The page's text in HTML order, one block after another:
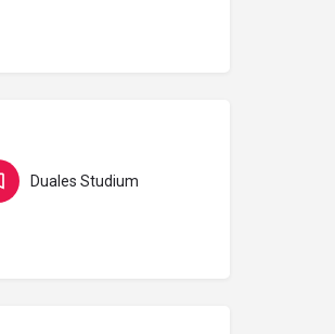
Duales Studium